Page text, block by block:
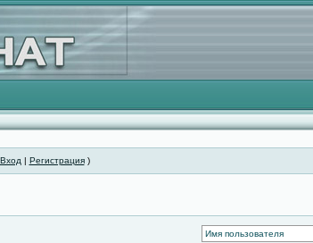
Вход | Регистрация)